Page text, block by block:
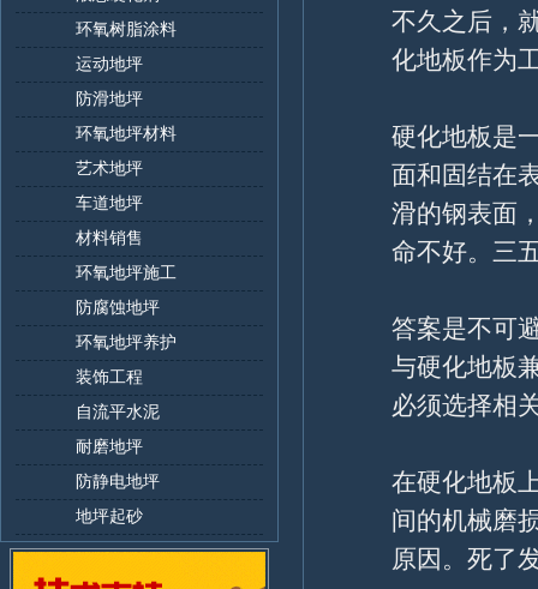
环氧树脂涂料
运动地坪
防滑地坪
环氧地坪材料
艺术地坪
车道地坪
材料销售
环氧地坪施工
防腐蚀地坪
环氧地坪养护
装饰工程
自流平水泥
耐磨地坪
防静电地坪
地坪起砂
不久之后，
化地板作为
硬化地板是
面和固结在
滑的钢表面
命不好。三
答案是不可
与硬化地板
必须选择相
在硬化地板
间的机械磨
原因。死了